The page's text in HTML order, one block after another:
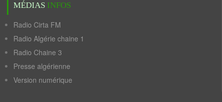
MÉDIAS INFOS
Radio Cirta FM
Radio Algérie chaine 1
Radio Chaine 3
Presse algérienne
Version numérique